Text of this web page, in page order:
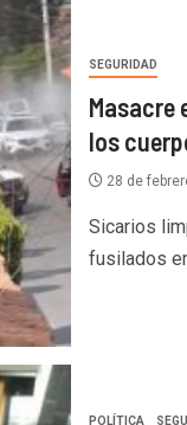
SEGURIDAD
Masacre
los
28 de
Sicarios
fusilados
POLÍTICA